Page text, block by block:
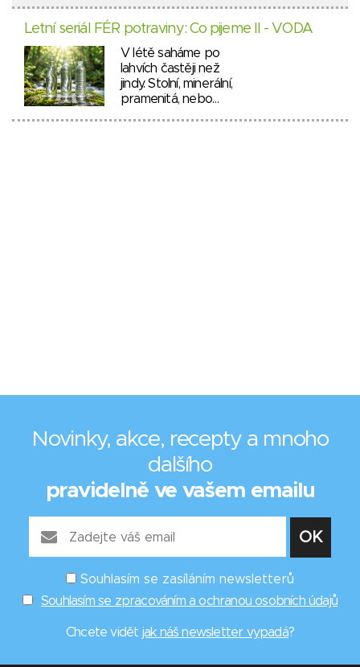
Letní seriál FÉR potraviny: Co pijeme II - VODA
V létě saháme po
lahvích častěji než
jindy. Stolní, minerální,
pramenitá, nebo…
Novinky, akce, recepty a mnoho
dalšího
pravidelně ve vašem emailu
Souhlasím se zasíláním newsletterů
Souhlasím se zpracováním a ochranou osobních údajů
Chcete vidět jak náš newsletter vypadá?